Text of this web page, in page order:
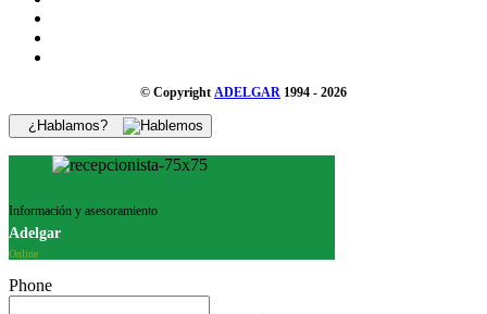
© Copyright ADELGAR 1994 - 2026
¿Hablamos?
Información y asesoramiento
Adelgar
Online
Phone